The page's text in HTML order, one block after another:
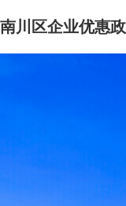
南川区企业优惠